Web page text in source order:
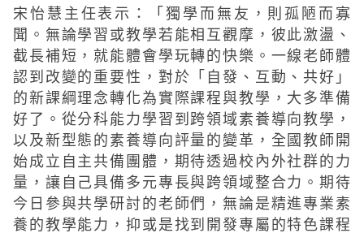
宋怡慧主任表示：「獨學而無友，則孤陋而寡
聞。無論學習或教學若能相互觀摩，彼此激盪、
截長補短，就能體會學玩轉的快樂。一線老師體
認到改變的重要性，對於「自發、互動、共好」
的新課綱理念轉化為實際課程與教學，大多準備
好了。從分科能力學習到跨領域素養導向教學，
以及新型態的素養導向評量的變革，全國教師開
始成立自主共備團體，期待透過校內外社群的力
量，讓自己具備多元專長與跨領域整合力。期待
今日參與共學研討的老師們，無論是精進專業素
養的教學能力，抑或是找到開發專屬的特色課程